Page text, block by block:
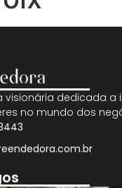
dedicada a
no mundo dos